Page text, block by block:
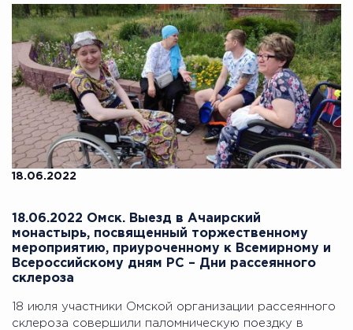
18.06.2022
18.06.2022 Омск. Выезд в Ачаирский
монастырь, посвященный торжественному
мероприятию, приуроченному к Всемирному и
Всероссийскому дням РС – Дни рассеянного
склероза
18 июля участники Омской организации рассеянного
склероза совершили паломническую поездку в